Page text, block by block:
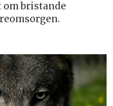
om bristande